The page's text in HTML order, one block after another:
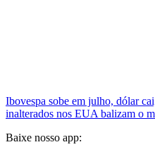
Ibovespa sobe em julho, dólar
inalterados nos EUA balizam o
Baixe nosso app: